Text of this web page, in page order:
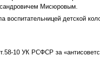
Мисюровым.
воспитательницей детской
10 УК РСФСР за